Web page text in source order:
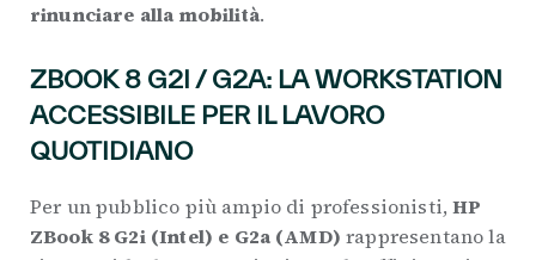
rinunciare alla mobilità.
ZBOOK 8 G2I / G2A: LA WORKSTATION
ACCESSIBILE PER IL LAVORO
QUOTIDIANO
Per un pubblico più ampio di professionisti,HP
ZBook 8 G2i (Intel) e G2a (AMD) rappresentano la